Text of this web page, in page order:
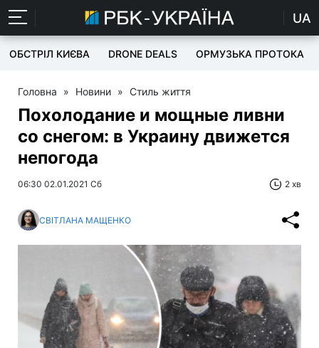
UA
ОБСТРІЛ КИЄВА DRONE DEALS ОРМУЗЬКА ПРОТОКА
Головна » Новини » Стиль життя
Похолодание и мощные ливни
со снегом: в Украину движется
непогода
06:30 02.01.2021 Сб 2 хв
СВІТЛАНА МАЩЕНКО